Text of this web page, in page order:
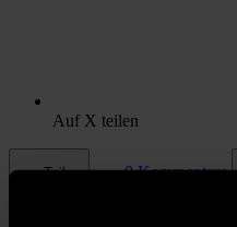
Auf X teilen
Teilen 0 Kommentare